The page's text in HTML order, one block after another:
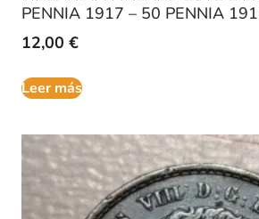
PENNIA 1917 – 50 PENNIA
12,00 €
Leer más